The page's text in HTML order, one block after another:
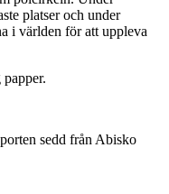
platser och under
i världen för att uppleva
papper.
orten sedd från Abisko